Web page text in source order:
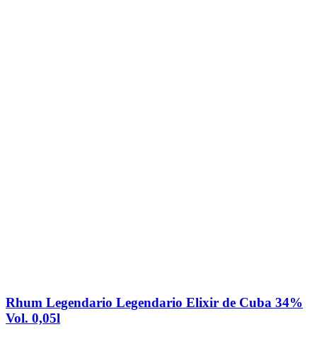
Rhum Legendario Legendario Elixir de Cuba 34%
Vol. 0,05l